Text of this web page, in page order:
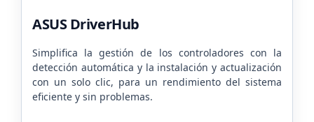
ASUS DriverHub
Simplifica la gestión de los controladores con la
detección automática y la instalación y actualización
con un solo clic, para un rendimiento del sistema
eficiente y sin problemas.